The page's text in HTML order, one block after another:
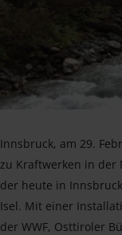
Innsbruck, am 29.
zu Kraftwerken in der
der heute in
Isel. Mit einer
der WWF, Osttiroler